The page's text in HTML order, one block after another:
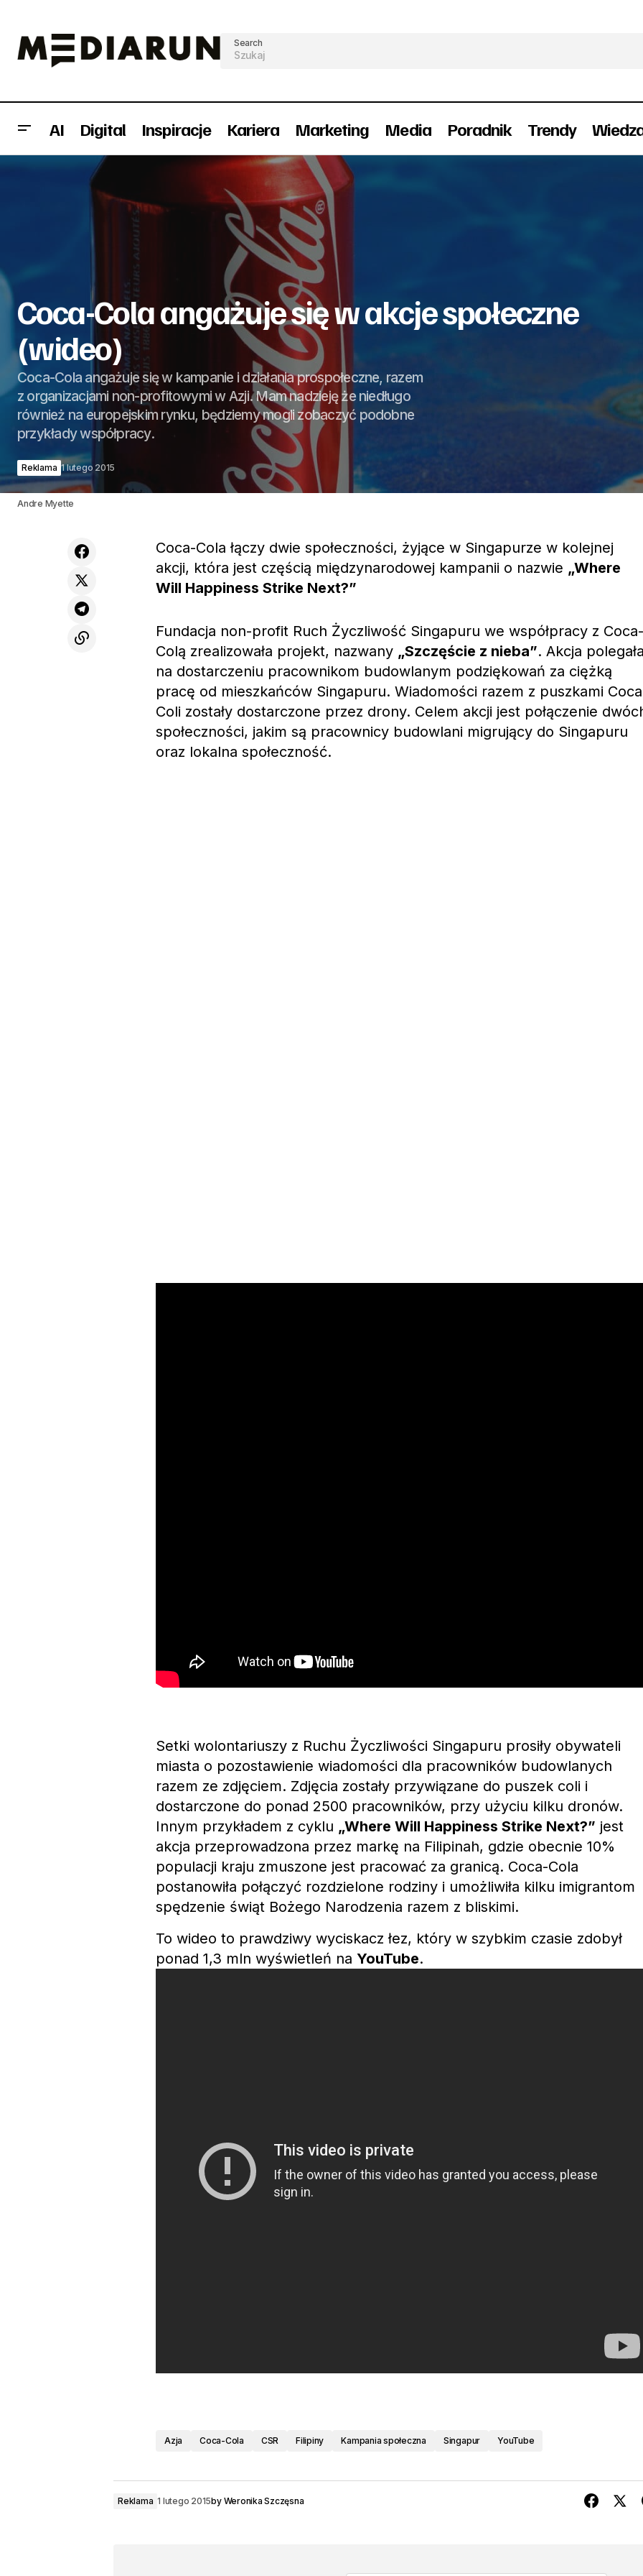
Search
AI Digital Inspiracje Kariera Marketing Media Poradnik Trendy
NC+ ma nowego kierownika ds.
komunikacji
Reklama
Coca-Cola angażuje się w akcje społeczne
(wideo)
Coca-Cola angażuje się w kampanie i działania prospołeczne, razem
z organizacjami non-profitowymi w Azji. Mam nadzieję że niedługo
również na europejskim rynku, będziemy mogli zobaczyć podobne
przykłady współpracy.
Reklama 1 lutego 2015
Andre Myette
Coca-Cola łączy dwie społeczności, żyjące w Singapurze w kolejnej
akcji, która jest częścią międzynarodowej kampanii o nazwie „Where
Will Happiness Strike Next?”
Fundacja non-profit Ruch Życzliwość Singapuru we współpracy z Coca-
Colą zrealizowała projekt, nazwany „Szczęście z nieba”. Akcja polegała
na dostarczeniu pracownikom budowlanym podziękowań za ciężką
pracę od mieszkańców Singapuru. Wiadomości razem z puszkami
Coli zostały dostarczone przez drony. Celem akcji jest połączenie
społeczności, jakim są pracownicy budowlani migrujący do Singapuru
oraz lokalna społeczność.
Setki wolontariuszy z Ruchu Życzliwości Singapuru prosiły obywateli
miasta o pozostawienie wiadomości dla pracowników budowlanych
razem ze zdjęciem. Zdjęcia zostały przywiązane do puszek coli i
dostarczone do ponad 2500 pracowników, przy użyciu kilku dronów.
Innym przykładem z cyklu „Where Will Happiness Strike Next?” jest
akcja przeprowadzona przez markę na Filipinah, gdzie obecnie 10%
populacji kraju zmuszone jest pracować za granicą. Coca-Cola
postanowiła połączyć rozdzielone rodziny i umożliwiła kilku imigrantom
spędzenie świąt Bożego Narodzenia razem z bliskimi.
To wideo to prawdziwy wyciskacz łez, który w szybkim czasie zdobył
ponad 1,3 mln wyświetleń na YouTube.
Azja Coca-Cola CSR Filipiny Kampania społeczna Singapur YouTube
Reklama 1 lutego 2015by Weronika Szczęsna